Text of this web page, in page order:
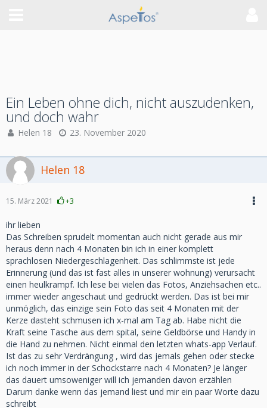
Ein Leben ohne dich, nicht auszudenken,
und doch wahr
Helen 18 23. November 2020
Helen 18
15. März 2021 +3
ihr lieben
Das Schreiben sprudelt momentan auch nicht gerade aus mir
heraus denn nach 4 Monaten bin ich in einer komplett
sprachlosen Niedergeschlagenheit. Das schlimmste ist jede
Erinnerung (und das ist fast alles in unserer wohnung) verursacht
einen heulkrampf. Ich lese bei vielen das Fotos, Anziehsachen etc..
immer wieder angeschaut und gedrückt werden. Das ist bei mir
unmöglich, das einzige sein Foto das seit 4 Monaten mit der
Kerze dasteht schmusen ich x-mal am Tag ab. Habe nicht die
Kraft seine Tasche aus dem spital, seine Geldbörse und Handy in
die Hand zu nehmen. Nicht einmal den letzten whats-app Verlauf.
Ist das zu sehr Verdrängung , wird das jemals gehen oder stecke
ich noch immer in der Schockstarre nach 4 Monaten? Je länger
das dauert umsoweniger will ich jemanden davon erzählen
Darum danke wenn das jemand liest und mir ein paar Worte dazu
schreibt